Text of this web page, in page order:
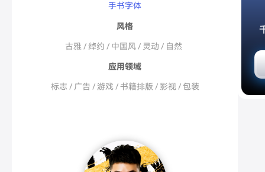
手书字体
风格
古雅 / 绰约 / 中国风 / 灵动 / 自然
应用领域
标志 / 广告 / 游戏 / 书籍排版 / 影视 / 包装